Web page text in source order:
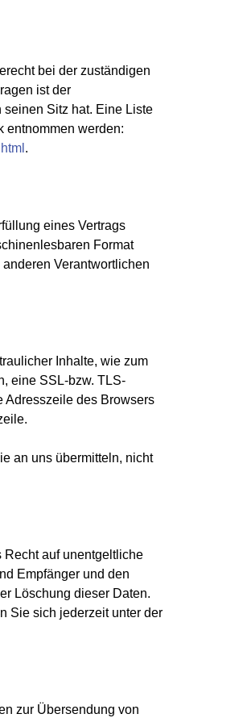
bei der zuständigen
ist der
seinen Sitz hat. Eine Liste
entnommen werden:
.
eines Vertrags
Format
Verantwortlichen
Inhalte, wie zum
eine SSL-bzw. TLS-
Adresszeile des Browsers
an uns übermitteln, nicht
auf unentgeltliche
Empfänger und den
Löschung dieser Daten.
Sie sich jederzeit unter der
zur Übersendung von